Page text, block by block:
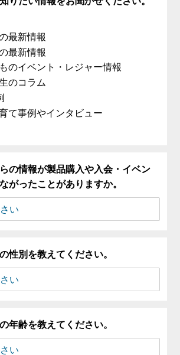
最新情報
最新情報
のイベント・レジャー情報
のコラム
て事例やインタビュー
の情報が製品購入や入会・イベン
がったことがありますか。
性別を教えてください。
年齢を教えてください。